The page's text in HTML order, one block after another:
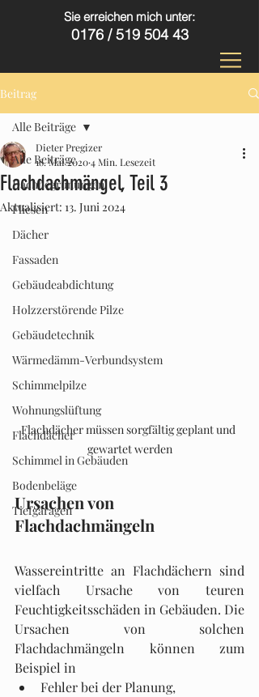
Sie erreichen mich unter:
0176 /519 504 43
Beitrag
Alle Beiträge
Dachbegrünungen
Fliesen
Dächer
Fassaden
Gebäudeabdichtung
Holzzerstörende Pilze
Gebäudetechnik
Wärmedämm-Verbundsystem
Schimmelpilze
Wohnungslüftung
Flachdächer
Schimmel in Gebäuden
Bodenbeläge
Tiefgaragen
Alle Beiträge
Flachdachmängel, Teil 3
Dieter Pregizer
18. Mai 20204 Min. Lesezeit
Aktualisiert: 13. Juni 2024
Flachdächer müssen sorgfältig geplant und
gewartet werden
Ursachen von
Flachdachmängeln
Wassereintritte an Flachdächern sind
vielfach Ursache von teuren
Feuchtigkeitsschäden in Gebäuden. Die
Ursachen von solchen
Flachdachmängeln können zum
Beispiel in
Fehler bei der Planung,